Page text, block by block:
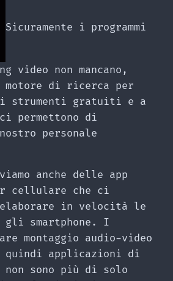
Sicuramente i programmi
video non mancano,
motore di ricerca per
strumenti gratuiti e a
ci permettono di
personale
anche delle app
cellulare che ci
elaborare in velocità le
smartphone. I
montaggio audio-video
quindi applicazioni di
non sono più di solo